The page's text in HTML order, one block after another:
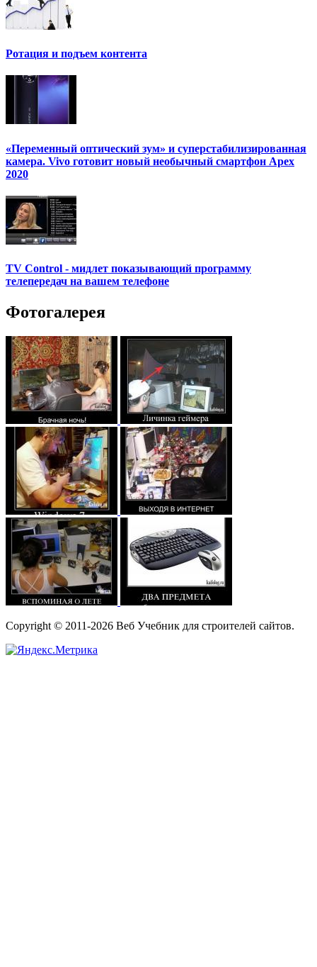
Ротация и подъем контента
«Переменный оптический зум» и суперстабилизированная
камера. Vivo готовит новый необычный смартфон Apex
2020
TV Control - мидлет показывающий программу
телепередач на вашем телефоне
Фотогалерея
Copyright © 2011-2026 Веб Учебник для строителей сайтов.